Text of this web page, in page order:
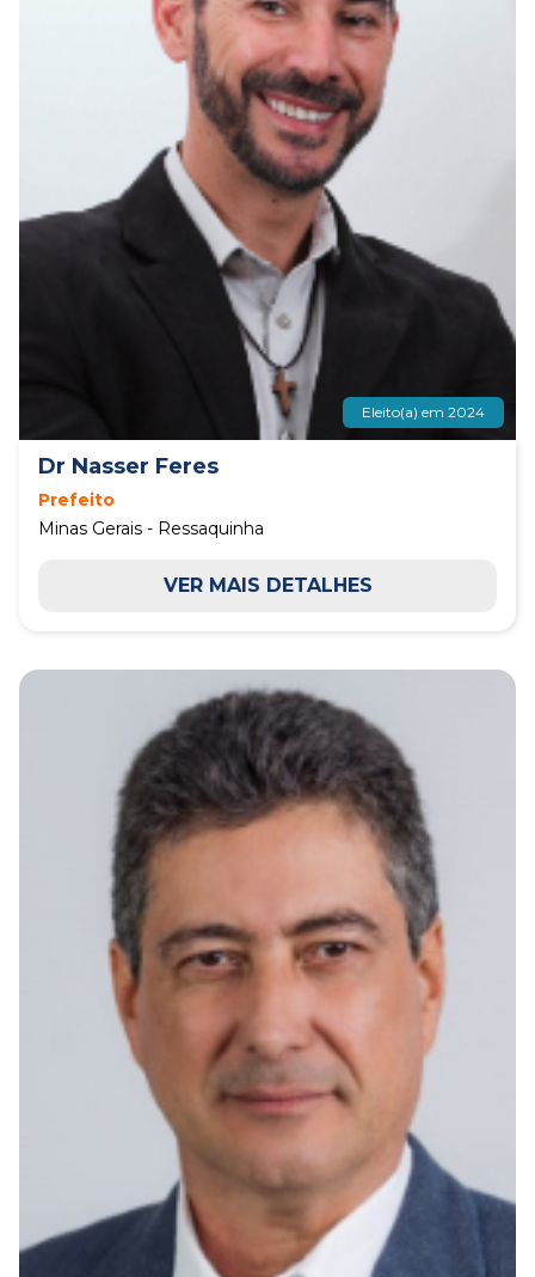
Eleito(a) em 2024
Dr Nasser Feres
Prefeito
Minas Gerais - Ressaquinha
VER MAIS DETALHES